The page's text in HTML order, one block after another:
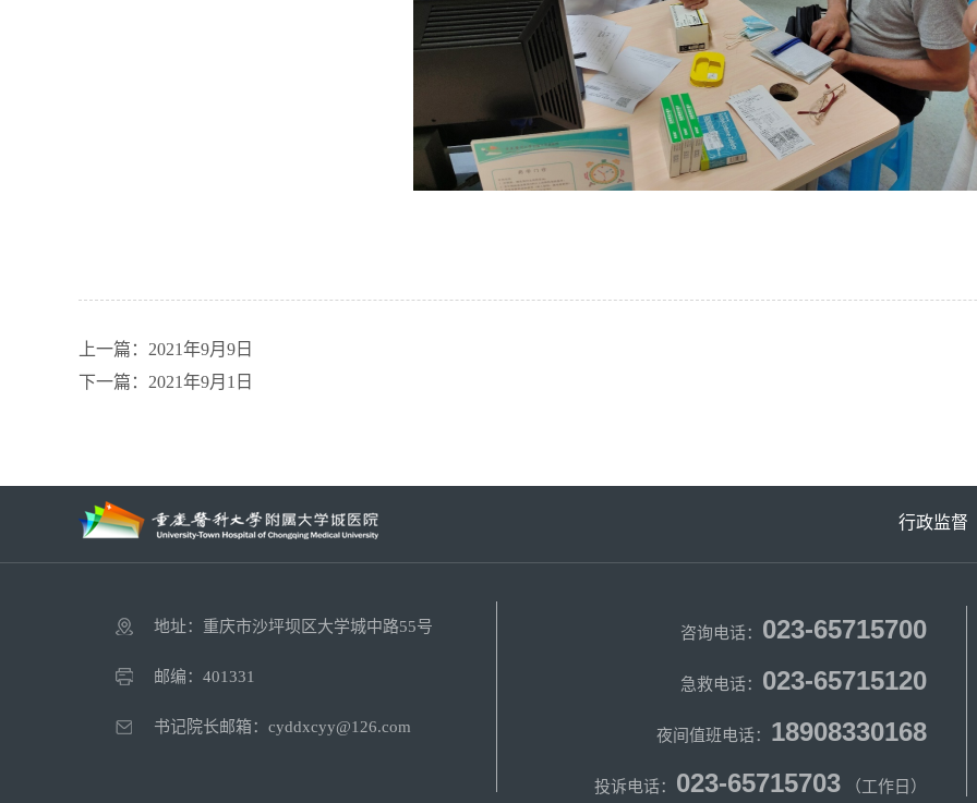
上一篇：2021年9月9日
下一篇：2021年9月1日
行政监督
地址：重庆市沙坪坝区大学城中路55号
邮编：401331
书记院长邮箱：cyddxcyy@126.com
咨询电话： 023-65715700
急救电话： 023-65715120
夜间值班电话： 18908330168
投诉电话： 023-65715703 （工作日）